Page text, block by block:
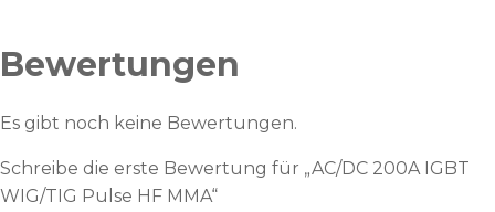
Bewertungen
Es gibt noch keine Bewertungen.
Schreibe die erste Bewertung für „AC/DC 200A IGBT
WIG/TIG Pulse HF MMA“